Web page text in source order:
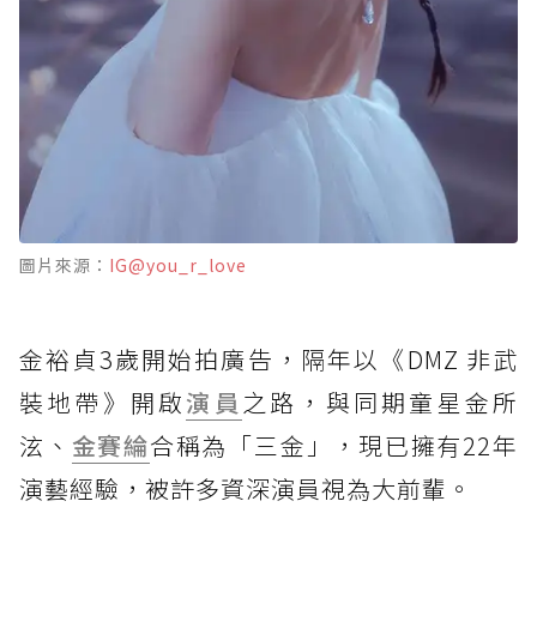
圖片來源： IG@you_r_love
金裕貞3歲開始拍廣告，隔年以《DMZ 非武
裝地帶》開啟演員 之路，與同期童星金所
泫、 金賽綸合稱為「三金」，現已擁有22年
演藝經驗，被許多資深演員視為大前輩。